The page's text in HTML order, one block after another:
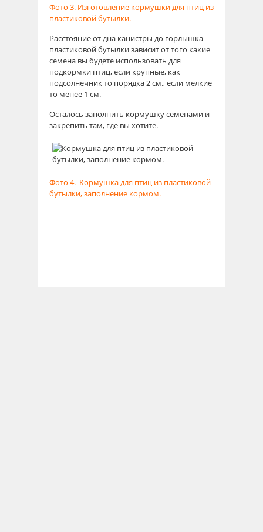
Фото 3. Изготовление кормушки для птиц из
пластиковой бутылки.
Расстояние от дна канистры до горлышка
пластиковой бутылки зависит от того какие
семена вы будете использовать для
подкормки птиц, если крупные, как
подсолнечник то порядка 2 см., если мелкие
то менее 1 см.
Осталось заполнить кормушку семенами и
закрепить там, где вы хотите.
Фото 4. Кормушка для птиц из пластиковой
бутылки, заполнение кормом.